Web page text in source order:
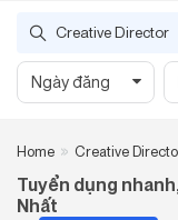
Creative Director
Ngày đăng
Home Creative
Tuyển dụng
Nhất